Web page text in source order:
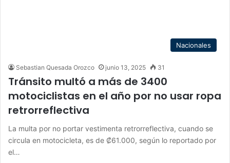
Nacionales
Sebastian Quesada Orozco junio 13, 2025 31
Tránsito multó a más de 3400
motociclistas en el año por no usar ropa
retrorreflectiva
La multa por no portar vestimenta retrorreflectiva, cuando se
circula en motocicleta, es de ₡61.000, según lo reportado por
el…